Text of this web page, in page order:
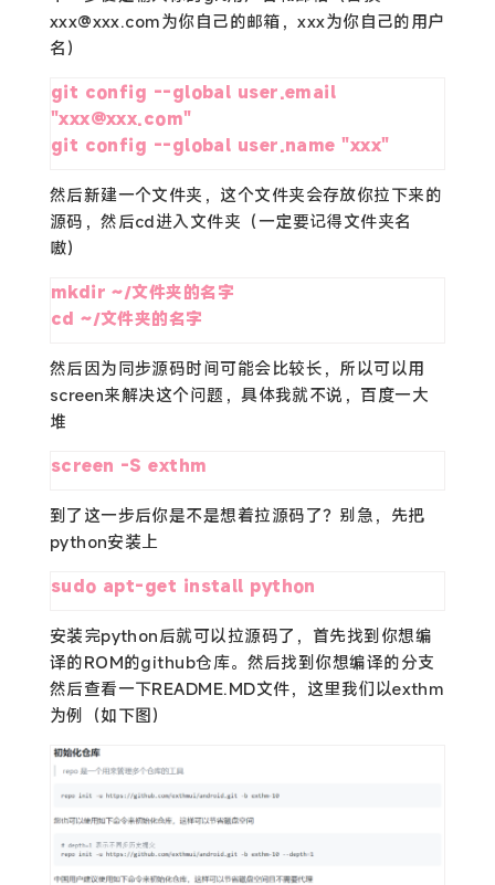
xxx@xxx.com为你自己的邮箱，xxx为你自己的用户
名）
git config --global user.email
"xxx@xxx.com"
git config --global user.name "xxx"
然后新建一个文件夹，这个文件夹会存放你拉下来的
源码，然后cd进入文件夹（一定要记得文件夹名
嗷）
mkdir ~/文件夹的名字
cd ~/文件夹的名字
然后因为同步源码时间可能会比较长，所以可以用
screen来解决这个问题，具体我就不说，百度一大
堆
screen -S exthm
到了这一步后你是不是想着拉源码了？别急，先把
python安装上
sudo apt-get install python
安装完python后就可以拉源码了，首先找到你想编
译的ROM的github仓库。然后找到你想编译的分支
然后查看一下README.MD文件，这里我们以exthm
为例（如下图）